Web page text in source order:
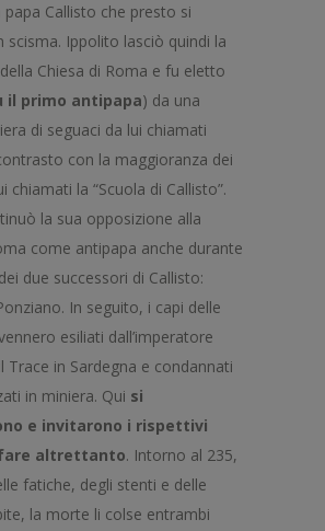
Callisto che presto si
Ippolito lasciò quindi la
Chiesa di Roma e fu eletto
il primo antipapa) da una
di seguaci da lui chiamati
con la maggioranza dei
chiamati la “Scuola di Callisto”.
la sua opposizione alla
come antipapa anche durante
due successori di Callisto:
In seguito, i capi delle
esiliati dall’imperatore
Trace in Sardegna e condannati
in miniera. Qui si
e invitarono i rispettivi
altrettanto. Intorno al 235,
fatiche, degli stenti e delle
la morte li colse entrambi